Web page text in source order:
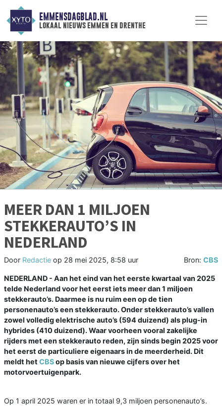
EMMENSDAGBLAD.NL
lokaal nieuws emmen en drenthe
MEER DAN 1 MILJOEN
STEKKERAUTO’S IN
NEDERLAND
Door Redactie op 28 mei 2025, 8:58 uur Bron: CBS
NEDERLAND - Aan het eind van het eerste kwartaal van 2025
telde Nederland voor het eerst iets meer dan 1 miljoen
stekkerauto’s. Daarmee is nu ruim een op de tien
personenauto’s een stekkerauto. Onder stekkerauto’s vallen
zowel volledig elektrische auto’s (594 duizend) als plug-in
hybrides (410 duizend). Waar voorheen vooral zakelijke
rijders met een stekkerauto reden, zijn sinds begin 2025 voor
het eerst de particuliere eigenaars in de meerderheid. Dit
meldt het CBSop basis van nieuwe cijfers over het
motorvoertuigenpark.
Op 1 april 2025 waren er in totaal 9,3 miljoen personenauto’s.